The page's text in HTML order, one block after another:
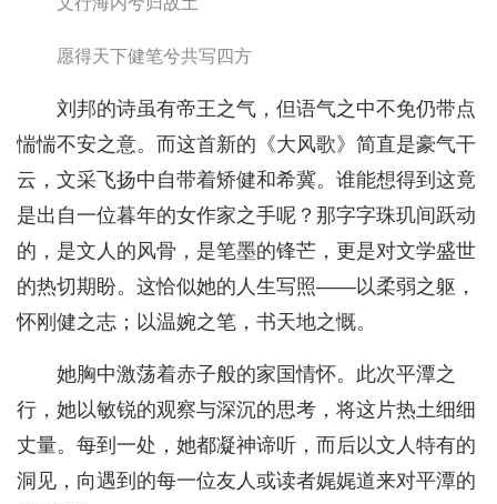
愿得天下健笔兮共写四方
刘邦的诗虽有帝王之气，但语气之中不免仍带点
惴惴不安之意。而这首新的《大风歌》简直是豪气干
云，文采飞扬中自带着矫健和希冀。谁能想得到这竟
是出自一位暮年的女作家之手呢？那字字珠玑间跃动
的，是文人的风骨，是笔墨的锋芒，更是对文学盛世
的热切期盼。这恰似她的人生写照——以柔弱之躯，
怀刚健之志；以温婉之笔，书天地之慨。
她胸中激荡着赤子般的家国情怀。此次平潭之
行，她以敏锐的观察与深沉的思考，将这片热土细细
丈量。每到一处，她都凝神谛听，而后以文人特有的
洞见，向遇到的每一位友人或读者娓娓道来对平潭的